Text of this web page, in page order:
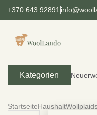
+370 643 92891
Kategorien
StartseiteHaushalt